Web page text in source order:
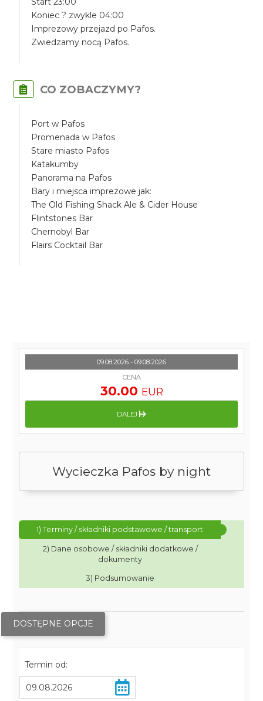
Koniec ? zwykle 04:00
Imprezowy przejazd po Pafos.
Zwiedzamy nocą Pafos.
CO ZOBACZYMY?
Port w Pafos
Promenada w Pafos
Stare miasto Pafos
Katakumby
Panorama na Pafos
Bary i miejsca imprezowe jak:
The Old Fishing Shack Ale & Cider House
Flintstones Bar
Chernobyl Bar
Flairs Cocktail Bar
Wycieczka Pafos by night
1) Terminy / składniki podstawowe / transport
2) Dane osobowe / składniki dodatkowe /
dokumenty
3) Podsumowanie
DOSTĘPNE OPCJE
Termin od:
09.08.2026 - 09.08.2026
CENA
30.00 EUR
DALEJ